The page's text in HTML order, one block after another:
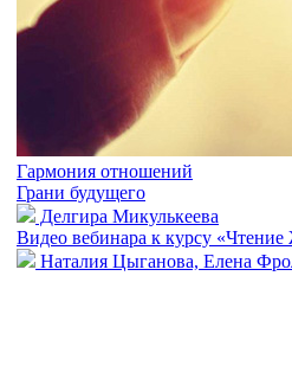
Гармония отношений
Грани будущего
Делгира Микулькеева
Видео вебинара к курсу
Наталия Цыганова, Елена